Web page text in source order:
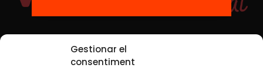
Gestionar el
consentiment
Redes sociales